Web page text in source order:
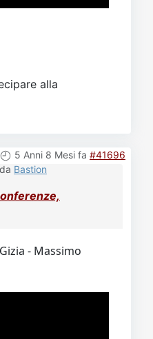
alla
5 Anni 8 Mesi fa #41696
da Bastion
- Massimo